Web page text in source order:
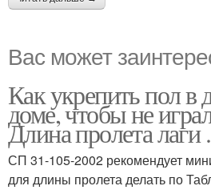
Вас может
Как укрепить пол в
доме, чтобы не
Длина пролета лаги .
СП 31-105-2002 рекомендует
для длины пролета делать по